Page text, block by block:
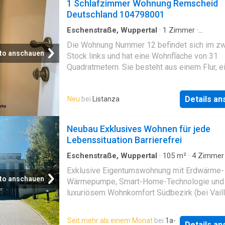
anschauen
1 Schlafzimmer Wohnung Remscheid
Deutschland 104798001
Eschenstraße, Wuppertal · 1 Zimmer ·
Balkon
Die Wohnung Nummer 12 befindet sich im
Stock links und hat eine Wohnfläche von 31
Quadratmetern. Sie besteht aus einem Flur,
Kochnische und Balkon, sowie einem
Das Gebäude wurde im Jahr 1974 erbaut. Die
Beheizung erfolgt durch eine Öl-
über elektrische Geräte erfolgt. Bitte
Sie uns bei weiteren Fragen efonisch, von
Freitag von 08:00 - 20:00 Uhr, Samstags/
10:00 – 18:00 Uhr. Dieses Objekt wird beim
zuständigen Amtsgericht versteigert.
31.700,00 EUR. Sichern Sie sich unter
% Nachlass auf den Verkehrswert und
EUR. Ebenso entfallen Notarkosten und
Neu bei Listanza Details
anschauen
Neubau Exklusives Wohnen für jede
Lebenssituation Barrierefrei
Eschenstraße, Wuppertal · 105 m² · 4Zimmer
mit Behinderungen
Exklusive Eigentumswohnung mit Erdwärme-
Wärmepumpe, Smart-Home-Technologie und
luxuriösem Wohnkomfort Südbezirk (bei
Eigentumswohnung vereint modernes
Seit mehr als einem Monat bei 1a-